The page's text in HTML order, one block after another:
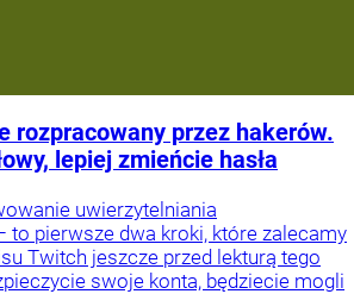
rozpracowany przez hakerów.
lepiej zmieńcie hasła
uwierzytelniania
to pierwsze dwa kroki, które zalecamy
Twitch jeszcze przed lekturą tego
swoje konta, będziecie mogli